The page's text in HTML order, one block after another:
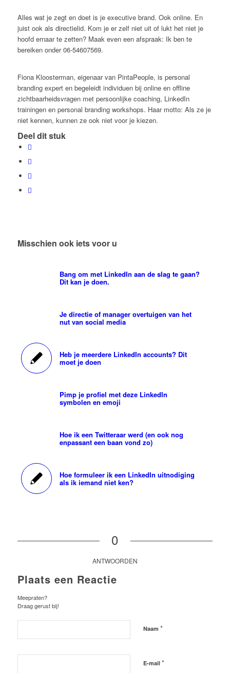
Alles wat je zegt en doet is je executive brand. Ook online. En
juist ook als directielid. Kom je er zelf niet uit of lukt het niet je
hoofd ernaar te zetten? Maak even een afspraak: Ik ben te
bereiken onder 06-54607569.
Fiona Kloosterman, eigenaar van PintaPeople, is personal
branding expert en begeleidt individuen bij online en offline
zichtbaarheidsvragen met persoonlijke coaching, LinkedIn
trainingen en personal branding workshops. Haar motto: Als ze je
niet kennen, kunnen ze ook niet voor je kiezen.
Deel dit stuk
Misschien ook iets voor u
Bang om met LinkedIn aan de slag te gaan?
Dit kan je doen.
Je directie of manager overtuigen van het
nut van social media
Heb je meerdere LinkedIn accounts? Dit
moet je doen
Pimp je profiel met deze LinkedIn
symbolen en emoji
Hoe ik een Twitteraar werd (en ook nog
enpassant een baan vond zo)
Hoe formuleer ik een LinkedIn uitnodiging
als ik iemand niet ken?
0
ANTWOORDEN
Plaats een Reactie
Meepraten?
Draag gerust bij!
Naam *
E-mail *